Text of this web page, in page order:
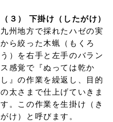
（３） 下掛け（したがけ）
九州地方で採れたハゼの実
から絞った木蝋（もくろ
う）を右手と左手のバラン
ス感覚で『ぬっては乾か
し』の作業を繰返し、目的
の太さまで仕上げていきま
す。この作業を生掛け（き
がけ）と呼びます。